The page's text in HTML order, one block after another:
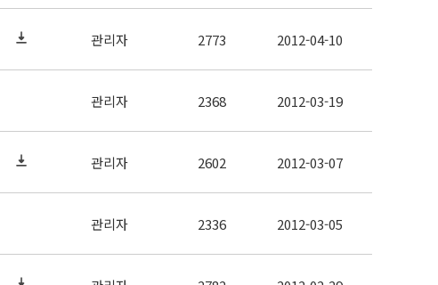
관리자 2773 2012-04-10
관리자 2368 2012-03-19
관리자 2602 2012-03-07
관리자 2336 2012-03-05